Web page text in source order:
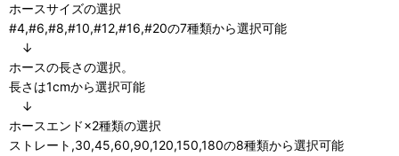
ホースサイズの選択
#4,#6,#8,#10,#12,#16,#20の7種類から選択可能
↓
ホースの長さの選択。
長さは1cmから選択可能
↓
ホースエンド×2種類の選択
ストレート,30,45,60,90,120,150,180の8種類から選択可能